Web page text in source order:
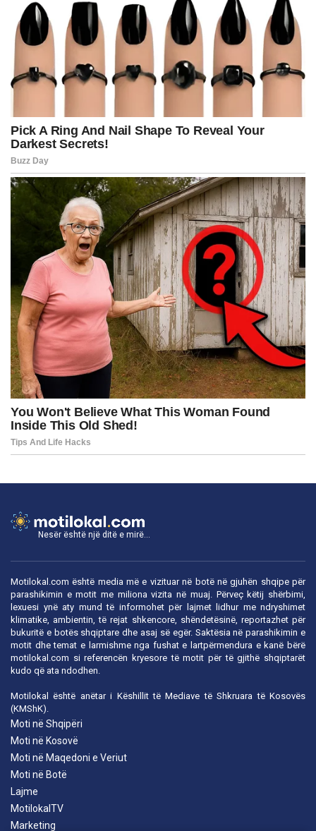
Nesër është një ditë e mirë...
Motilokal.com është media më e vizituar në botë në gjuhën shqipe për
parashikimin e motit me miliona vizita në muaj. Përveç këtij shërbimi,
lexuesi ynë aty mund të informohet për lajmet lidhur me ndryshimet
klimatike, ambientin, të rejat shkencore, shëndetësinë, reportazhet për
bukuritë e botës shqiptare dhe asaj së egër. Saktësia në parashikimin e
motit dhe temat e larmishme nga fushat e lartpërmendura e kanë bërë
motilokal.com si referencën kryesore të motit për të gjithë shqiptarët
kudo që ata ndodhen.
Motilokal është anëtar i Këshillit të Mediave të Shkruara të Kosovës
(KMShK).
Moti në Shqipëri
Moti në Kosovë
Moti në Maqedoni e Veriut
Moti në Botë
Lajme
MotilokalTV
Marketing